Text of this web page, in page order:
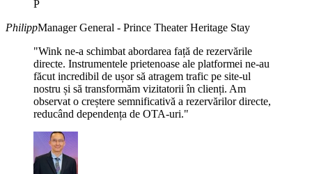
P
PhilippManager General - Prince Theater Heritage Stay
"Wink ne-a schimbat abordarea față de rezervările
directe. Instrumentele prietenoase ale platformei ne-au
făcut incredibil de ușor să atragem trafic pe site-ul
nostru și să transformăm vizitatorii în clienți. Am
observat o creștere semnificativă a rezervărilor directe,
reducând dependența de OTA-uri."